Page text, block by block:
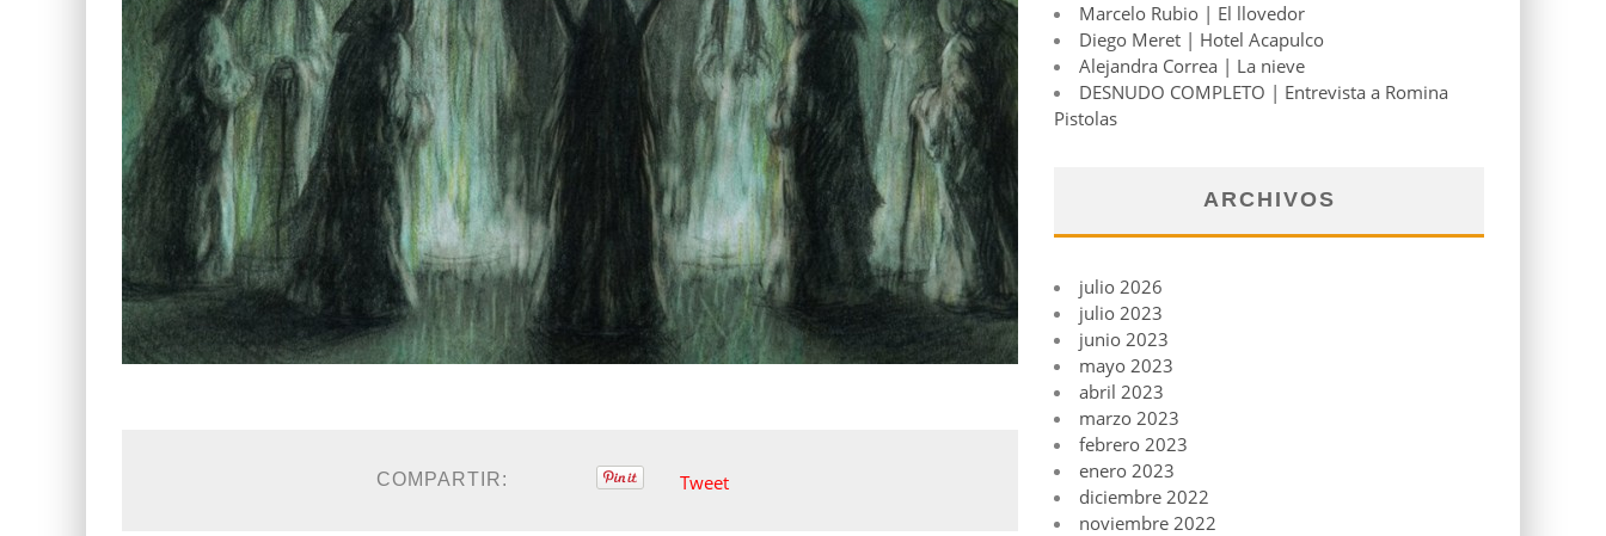
COMPARTIR: Tweet
Marcelo Rubio | El llovedor
Diego Meret | Hotel Acapulco
Alejandra Correa | La nieve
DESNUDO COMPLETO | Entrevista a Romina
Pistolas
ARCHIVOS
julio 2026
julio 2023
junio 2023
mayo 2023
abril 2023
marzo 2023
febrero 2023
enero 2023
diciembre 2022
noviembre 2022